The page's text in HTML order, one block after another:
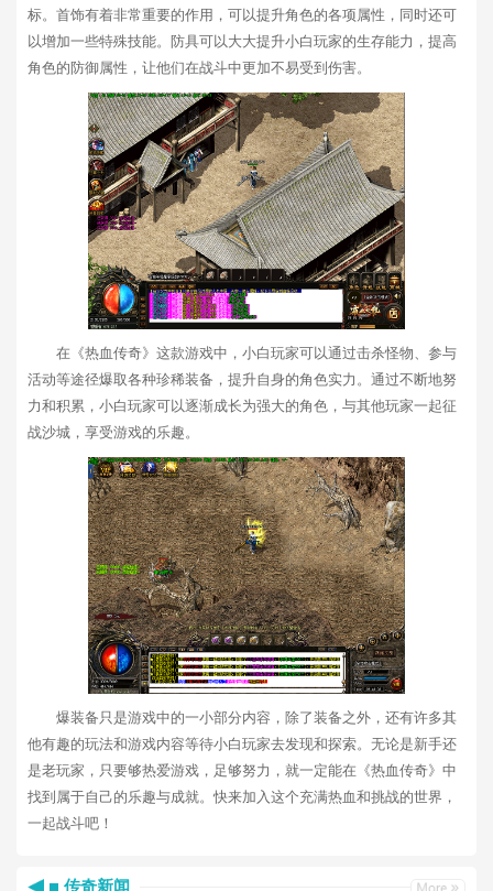
标。首饰有着非常重要的作用，可以提升角色的各项属性，同时还可
以增加一些特殊技能。防具可以大大提升小白玩家的生存能力，提高
角色的防御属性，让他们在战斗中更加不易受到伤害。
在《热血传奇》这款游戏中，小白玩家可以通过击杀怪物、参与
活动等途径爆取各种珍稀装备，提升自身的角色实力。通过不断地努
力和积累，小白玩家可以逐渐成长为强大的角色，与其他玩家一起征
战沙城，享受游戏的乐趣。
爆装备只是游戏中的一小部分内容，除了装备之外，还有许多其
他有趣的玩法和游戏内容等待小白玩家去发现和探索。无论是新手还
是老玩家，只要够热爱游戏，足够努力，就一定能在《热血传奇》中
找到属于自己的乐趣与成就。快来加入这个充满热血和挑战的世界，
一起战斗吧！
传奇新闻